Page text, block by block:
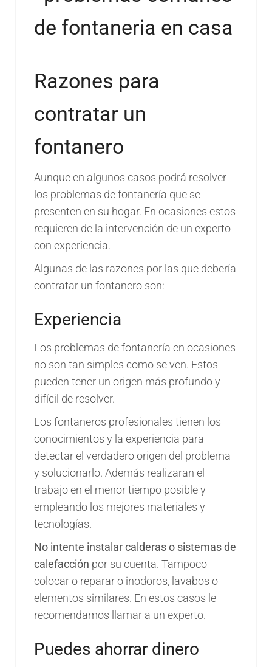
Razones para
contratar un
fontanero
Aunque en algunos casos podrá resolver
los problemas de fontanería que se
presenten en su hogar. En ocasiones estos
requieren de la intervención de un experto
con experiencia.
Algunas de las razones por las que debería
contratar un fontanero son:
Experiencia
Los problemas de fontanería en ocasiones
no son tan simples como se ven. Estos
pueden tener un origen más profundo y
difícil de resolver.
Los fontaneros profesionales tienen los
conocimientos y la experiencia para
detectar el verdadero origen del problema
y solucionarlo. Además realizaran el
trabajo en el menor tiempo posible y
empleando los mejores materiales y
tecnologías.
No intente instalar calderas o sistemas de
calefacción por su cuenta. Tampoco
colocar o reparar o inodoros, lavabos o
elementos similares. En estos casos le
recomendamos llamar a un experto.
Puedes ahorrar dinero